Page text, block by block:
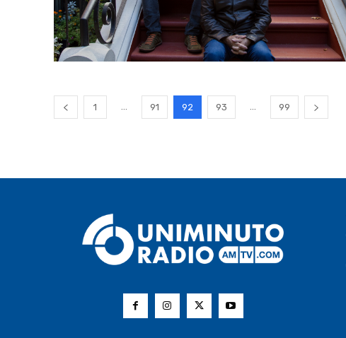
1 91 92 93 99